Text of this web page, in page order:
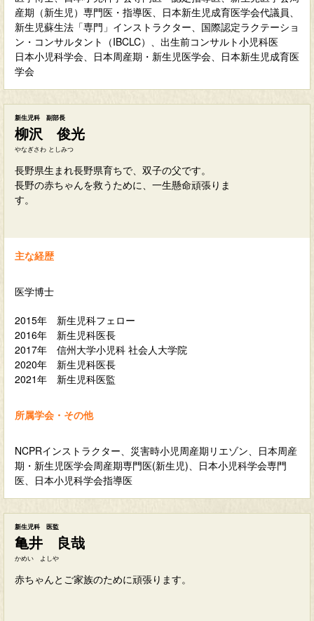
産期（新生児）専門医・指導医、日本新生児成育医学会代議員、
新生児蘇生法「専門」インストラクター、国際認定ラクテーショ
ン・コンサルタント（IBCLC）、出生前コンサルト小児科医
日本小児科学会、日本周産期・新生児医学会、日本新生児成育医
学会
新生児科 副部長
柳沢 俊光
やなぎさわ としみつ
長野県生まれ長野県育ちで、双子の父です。
長野の赤ちゃんを救うために、一生懸命頑張りま
す。
主な経歴
医学博士
2015年 新生児科フェロー
2016年 新生児科医長
2017年 信州大学小児科 社会人大学院
2020年 新生児科医長
2021年 新生児科医監
所属学会・その他
NCPRインストラクター、災害時小児周産期リエゾン、日本周産
期・新生児医学会周産期専門医(新生児)、日本小児科学会専門
医、日本小児科学会指導医
新生児科 医監
亀井 良哉
かめい よしや
赤ちゃんとご家族のために頑張ります。